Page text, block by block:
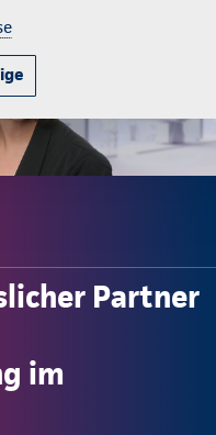
Partner
im